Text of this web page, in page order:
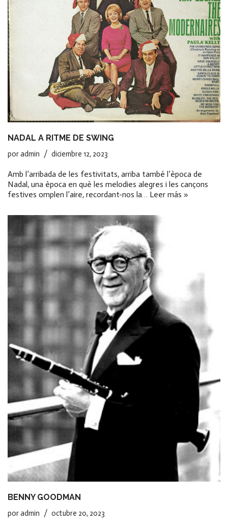
NADAL A RITME DE SWING
poradmin diciembre 12, 2023
Amb l’arribada de les festivitats, arriba també l’època de
Nadal, una època en què les melodies alegres i les cançons
festives omplen l’aire, recordant-nos la… Leer más »
BENNY GOODMAN
poradmin octubre 20, 2023